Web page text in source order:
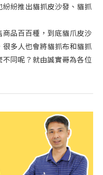
紛推出貓抓皮沙發、貓抓
品百百種，到底貓爪皮沙
多人也會將貓抓布和貓抓
同呢？就由誠實哥為各位